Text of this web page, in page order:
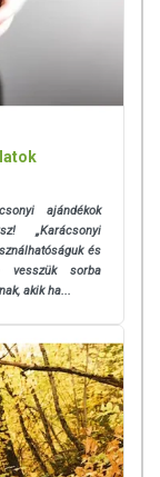
ajándékok
„Karácsonyi
és
vesszük sorba
akik ha...